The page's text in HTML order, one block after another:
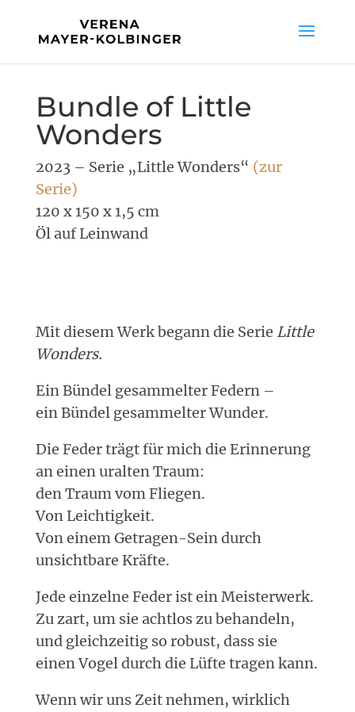
Bundle of Little
Wonders
2023 – Serie „Little Wonders“ (zur
Serie)
120 x 150 x 1,5 cm
Öl auf Leinwand
Mit diesem Werk begann die Serie Little
Wonders.
Ein Bündel gesammelter Federn –
ein Bündel gesammelter Wunder.
Die Feder trägt für mich die Erinnerung
an einen uralten Traum:
den Traum vom Fliegen.
Von Leichtigkeit.
Von einem Getragen-Sein durch
unsichtbare Kräfte.
Jede einzelne Feder ist ein Meisterwerk.
Zu zart, um sie achtlos zu behandeln,
und gleichzeitig so robust, dass sie
einen Vogel durch die Lüfte tragen kann.
Wenn wir uns Zeit nehmen, wirklich